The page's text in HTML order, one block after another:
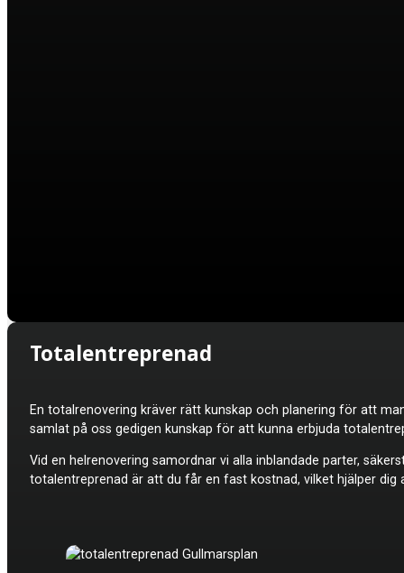
Totalentreprenad
En totalrenovering kräver rätt kunskap och planering för att
samlat på oss gedigen kunskap för att kunna erbjuda
Vid en helrenovering samordnar vi alla inblandade parter,
totalentreprenad är att du får en fast kostnad, vilket hjälper